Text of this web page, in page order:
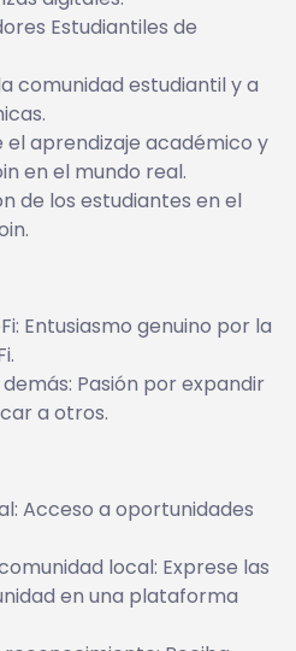
Estudiantiles de
comunidad estudiantil y a
aprendizaje académico y
en el mundo real.
de los estudiantes en el
Entusiasmo genuino por la
Pasión por expandir
a otros.
Acceso a oportunidades
local: Exprese las
en una plataforma